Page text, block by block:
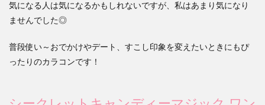
気になる人は気になるかもしれないですが、私はあまり気になり
ませんでした◎
普段使い～おでかけやデート、すこし印象を変えたいときにもぴ
ったりのカラコンです！